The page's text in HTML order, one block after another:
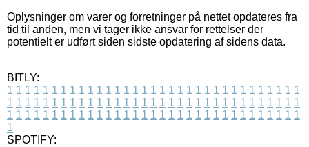
Oplysninger om varer og forretninger på nettet opdateres fra
tid til anden, men vi tager ikke ansvar for rettelser der
potentielt er udført siden sidste opdatering af sidens data.
BITLY:
1 1 1 1 1 1 1 1 1 1 1 1 1 1 1 1 1 1 1 1 1 1 1 1 1 1 1 1 1 1 1 1 1
1 1 1 1 1 1 1 1 1 1 1 1 1 1 1 1 1 1 1 1 1 1 1 1 1 1 1 1 1 1 1 1 1
1 1 1 1 1 1 1 1 1 1 1 1 1 1 1 1 1 1 1 1 1 1 1 1 1 1 1 1 1 1 1 1 1
1
SPOTIFY: